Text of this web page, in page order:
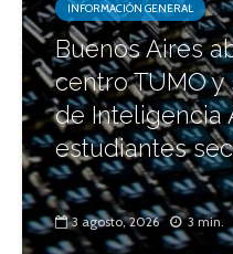
INFORMACIÓN GENERAL
Buenos Aires
centro TUMO
de Inteligencia
estudiantes
3 agosto, 2026 3 min.